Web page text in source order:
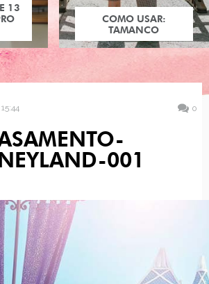
13
COMO USAR:
TAMANCO
0
001